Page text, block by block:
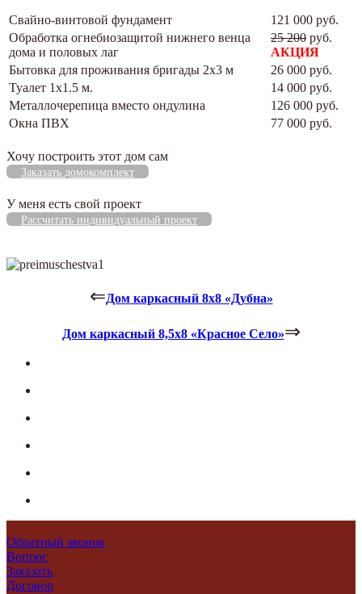
Свайно-винтовой фундамент
121 000 руб.
Обработка огнебиозащитой нижнего венца
дома и половых лаг
25 200 руб.
АКЦИЯ
Бытовка для проживания бригады 2х3 м
26 000 руб.
Туалет 1х1.5 м.
14 000 руб.
Металлочерепица вместо ондулина
126 000 руб.
Окна ПВХ
77 000 руб.
Хочу построить этот дом сам
Заказать домокомплект
У меня есть свой проект
Рассчитать индивидуальный проект
⇐Дом каркасный 8х8 «Дубна»
Дом каркасный 8,5х8 «Красное Село»⇒
Обратный звонок
Вопрос
Заказать
Договор